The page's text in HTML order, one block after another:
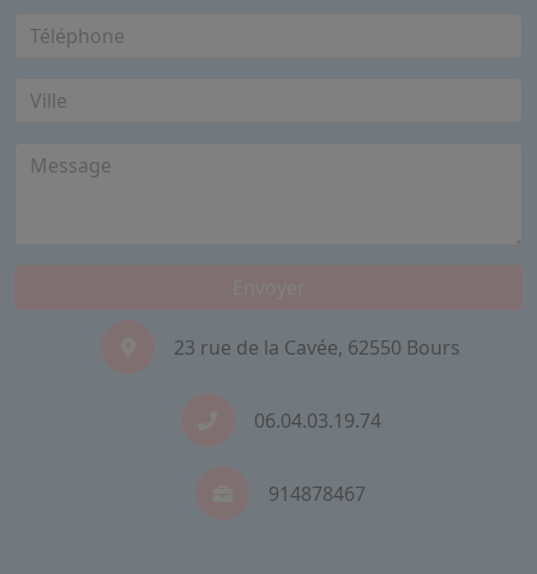
23 rue de la Cavée, 62550 Bours
06.04.03.19.74
914878467